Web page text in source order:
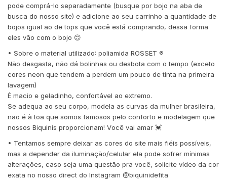
pode comprá-lo separadamente (busque por bojo na aba de
busca do nosso site) e adicione ao seu carrinho a quantidade de
bojos igual ao de tops que você está comprando, dessa forma
eles vão com o bojo 😊
• Sobre o material utilizado: poliamida ROSSET ®️
Não desgasta, não dá bolinhas ou desbota com o tempo (exceto
cores neon que tendem a perdem um pouco de tinta na primeira
lavagem)
É macio e geladinho, confortável ao extremo.
Se adequa ao seu corpo, modela as curvas da mulher brasileira,
não é à toa que somos famosos pelo conforto e modelagem que
nossos Biquinis proporcionam! Você vai amar 💓
• Tentamos sempre deixar as cores do site mais fiéis possíveis,
mas a depender da iluminação/celular ela pode sofrer mínimas
alterações, caso seja uma questão pra você, solicite vídeo da cor
exata no nosso direct do Instagram @biquinidefita